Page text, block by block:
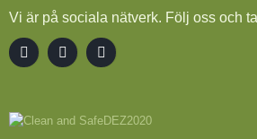
Vi är på sociala nätverk. Följ oss och